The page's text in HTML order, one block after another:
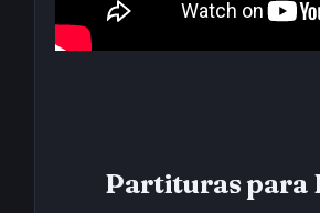
Partituras para